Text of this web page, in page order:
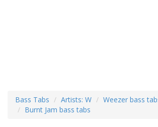
Bass Tabs Artists: W
Weezer bass
Burnt Jam bass tabs